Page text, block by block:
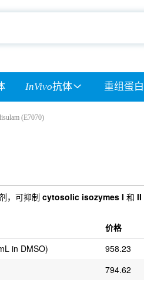
InVivo抗体 重组蛋白
(E7070)
，可抑制 cytosolic isozymes I 和 II
价格
in DMSO)
958.23
794.62